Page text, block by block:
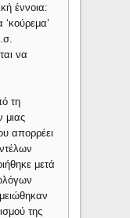
έννοια:
να
τη
μιας
απορρέει
μετά
της